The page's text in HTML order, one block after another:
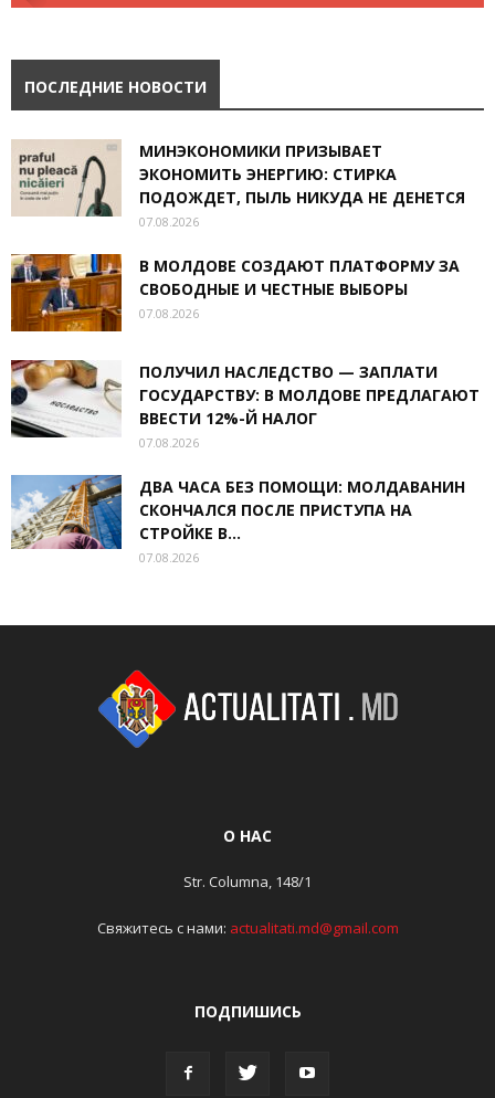
ПОСЛЕДНИЕ НОВОСТИ
МИНЭКОНОМИКИ ПРИЗЫВАЕТ
ЭКОНОМИТЬ ЭНЕРГИЮ: СТИРКА
ПОДОЖДЕТ, ПЫЛЬ НИКУДА НЕ ДЕНЕТСЯ
07.08.2026
В МОЛДОВЕ СОЗДАЮТ ПЛАТФОРМУ ЗА
СВОБОДНЫЕ И ЧЕСТНЫЕ ВЫБОРЫ
07.08.2026
ПОЛУЧИЛ НАСЛЕДСТВО — ЗАПЛАТИ
ГОСУДАРСТВУ: В МОЛДОВЕ ПРЕДЛАГАЮТ
ВВЕСТИ 12%-Й НАЛОГ
07.08.2026
ДВА ЧАСА БЕЗ ПОМОЩИ: МОЛДАВАНИН
СКОНЧАЛСЯ ПОСЛЕ ПРИСТУПА НА
СТРОЙКЕ В...
07.08.2026
О НАС
Str. Columna, 148/1
Свяжитесь с нами: actualitati.md@gmail.com
ПОДПИШИСЬ